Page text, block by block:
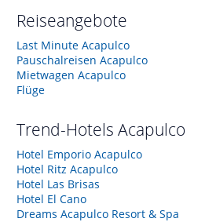
Reiseangebote
Last Minute Acapulco
Pauschalreisen Acapulco
Mietwagen Acapulco
Flüge
Trend-Hotels Acapulco
Hotel Emporio Acapulco
Hotel Ritz Acapulco
Hotel Las Brisas
Hotel El Cano
Dreams Acapulco Resort & Spa